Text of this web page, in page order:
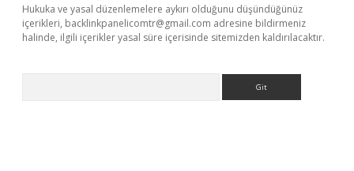
Hukuka ve yasal düzenlemelere aykırı olduğunu düşündüğünüz
içerikleri, backlinkpanelicomtr@gmail.com adresine bildirmeniz
halinde, ilgili içerikler yasal süre içerisinde sitemizden kaldırılacaktır.